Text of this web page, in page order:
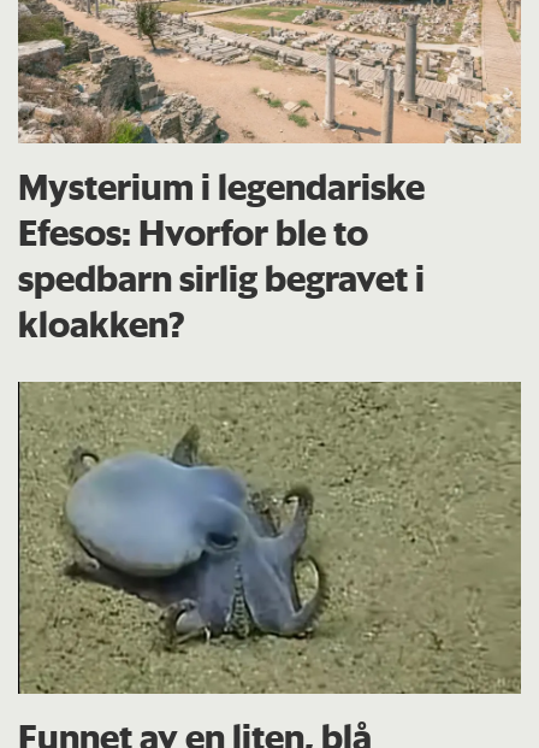
Mysterium i legendariske
Efesos: Hvorfor ble to
spedbarn sirlig begravet i
kloakken?
Funnet av en liten, blå